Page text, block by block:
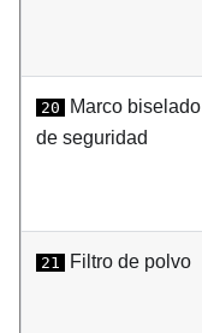
20
Marco biselado
de seguridad
21 Filtro de polvo